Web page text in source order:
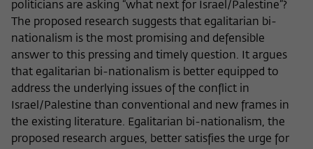
politicians are asking “what next for Israel/Palestine”?
The proposed research suggests that egalitarian bi-
nationalism is the most promising and defensible
answer to this pressing and timely question. It argues
that egalitarian bi-nationalism is better equipped to
address the underlying issues of the conflict in
Israel/Palestine than conventional and new frames in
the existing literature. Egalitarian bi-nationalism, the
proposed research argues, better satisfies the urge for
Zweck
der/die Besucher:in durch eine Verlinkung
auf wiko-berlin.de weitergeleitet wurde.
Name _pk_ses
Anbieter Matomo
30 Minuten